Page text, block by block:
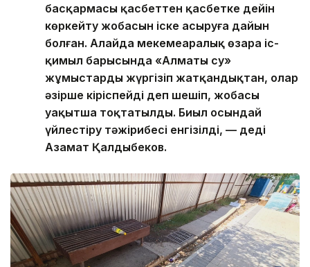
басқармасы қасбеттен қасбетке дейін
көркейту жобасын іске асыруға дайын
болған. Алайда мекемеаралық өзара іс-
қимыл барысында «Алматы су»
жұмыстарды жүргізіп жатқандықтан, олар
әзірше кіріспейді деп шешіп, жобасы
уақытша тоқтатылды. Биыл осындай
үйлестіру тәжірибесі енгізілді, — деді
Азамат Қалдыбеков.